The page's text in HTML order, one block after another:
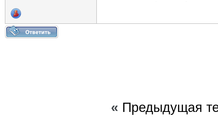
« Предыдущая